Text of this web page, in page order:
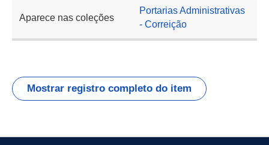
Aparece nas coleções
Portarias Administrativas
- Correição
Mostrar registro completo do item